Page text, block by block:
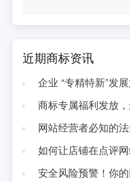
近期商标资讯
企业 “专精特新”发
商标专属福利发放
网站经营者必知的
如何让店铺在点评
安全风险预警！你